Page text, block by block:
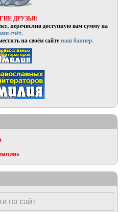
ДРУЗЬЯ!
перечислив доступную вам сумму на
счёт.
на своём сайтенаш баннер.
на сайт